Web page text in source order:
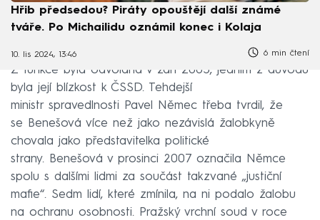
Hřib předsedou? Piráty opouštějí další známé
tváře. Po Michailidu oznámil konec i Kolaja
10. lis 2024, 13:46 6 min čtení
Z funkce byla odvolána v září 2005, jedním z důvodů
byla její blízkost k ČSSD. Tehdejší
ministr spravedlnosti Pavel Němec třeba tvrdil, že
se Benešová více než jako nezávislá žalobkyně
chovala jako představitelka politické
strany. Benešová v prosinci 2007 označila Němce
spolu s dalšími lidmi za součást takzvané „justiční
mafie“. Sedm lidí, které zmínila, na ni podalo žalobu
na ochranu osobnosti. Pražský vrchní soud v roce